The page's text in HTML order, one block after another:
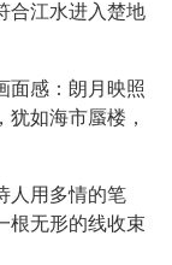
合江水进入楚地
面感：朗月映照
如海市蜃楼，
人用多情的笔
根无形的线收束